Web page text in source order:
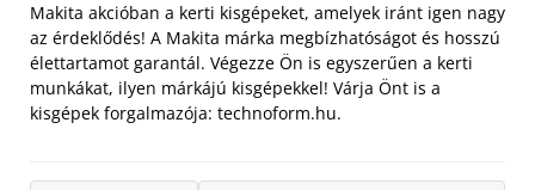
Makita akcióban a kerti kisgépeket, amelyek iránt igen nagy
az érdeklődés! A Makita márka megbízhatóságot és hosszú
élettartamot garantál. Végezze Ön is egyszerűen a kerti
munkákat, ilyen márkájú kisgépekkel! Várja Önt is a
kisgépek forgalmazója: technoform.hu.